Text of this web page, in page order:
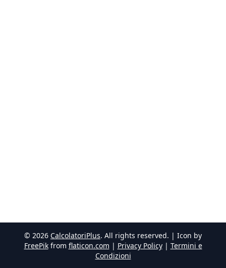
© 2026 CalcolatoriPlus. All rights reserved. | Icon by
FreePik from flaticon.com | Privacy Policy| Termini e
Condizioni